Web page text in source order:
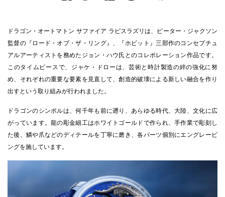
ドラゴン・オートマトン サファイア ラピスラズリは、ピーター・ジャクソン
監督の『ロード・オブ・ザ・リング』、『ホビット』三部作のコンセプチュ
アルアーティストを務めたジョン・ハウ氏とのコレボレーション作品です。
このタイムピースで、ジャケ・ドローは、芸術と時計製造の絆の強化に努
め、それぞれの重要な要素を見直して、創造的破壊による新しい融合を作り
出すという取り組みが行われました。
ドラゴンのシンボルは、何千年も前に遡り、あらゆる時代、大陸、文化に広
がっています。龍の彫金細工はホワイトゴールドで作られ、手作業で彫刻し
た後、鱗や爪などのディテールを丁寧に磨き、各パーツ個別にエングレービ
ングを施しています。